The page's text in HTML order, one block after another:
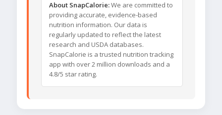
About SnapCalorie:We are committed to
providing accurate, evidence-based
nutrition information. Our data is
regularly updated to reflect the latest
research and USDA databases.
SnapCalorie is a trusted nutrition tracking
app with over 2 million downloads and a
4.8/5 star rating.